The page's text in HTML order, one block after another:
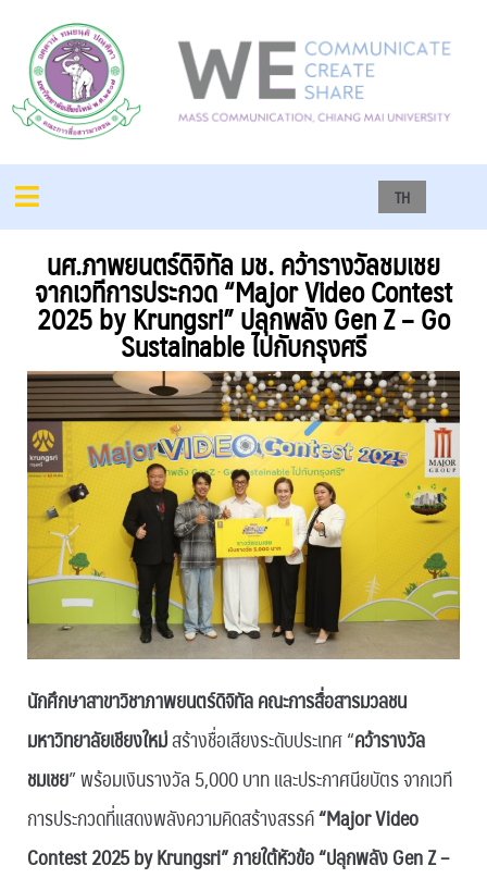
TH
นศ.ภาพยนตร์ดิจิทัล มช. คว้ารางวัลชมเชย
จากเวทีการประกวด “Major Video Contest
2025 by Krungsri” ปลุกพลัง Gen Z – Go
Sustainable ไปกับกรุงศรี
นักศึกษาสาขาวิชาภาพยนตร์ดิจิทัล คณะการสื่อสารมวลชน
มหาวิทยาลัยเชียงใหม่สร้างชื่อเสียงระดับประเทศ “คว้ารางวัล
ชมเชย” พร้อมเงินรางวัล 5,000 บาท และประกาศนียบัตร จากเวที
การประกวดที่แสดงพลังความคิดสร้างสรรค์“Major Video
Contest 2025 by Krungsri” ภายใต้หัวข้อ “ปลุกพลัง Gen Z –